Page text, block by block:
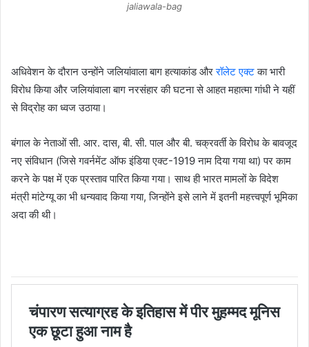
jaliawala-bag
अधिवेशन के दौरान उन्होंने जलियांवाला बाग हत्याकांड औररॉलेट एक्टका भारी
विरोध किया और जलियांवाला बाग नरसंहार की घटना से आहत महात्मा गांधी ने यहीं
से विद्रोह का ध्वज उठाया।
बंगाल के नेताओं सी. आर. दास, बी. सी. पाल और बी. चक्रवर्ती के विरोध के बावजूद
नए संविधान (जिसे गवर्नमेंट ऑफ इंडिया एक्ट-1919 नाम दिया गया था) पर काम
करने के पक्ष में एक प्रस्ताव पारित किया गया। साथ ही भारत मामलों के विदेश
मंत्री मांटेग्यू का भी धन्यवाद किया गया, जिन्होंने इसे लाने में इतनी महत्त्वपूर्ण भूमिका
अदा की थी।